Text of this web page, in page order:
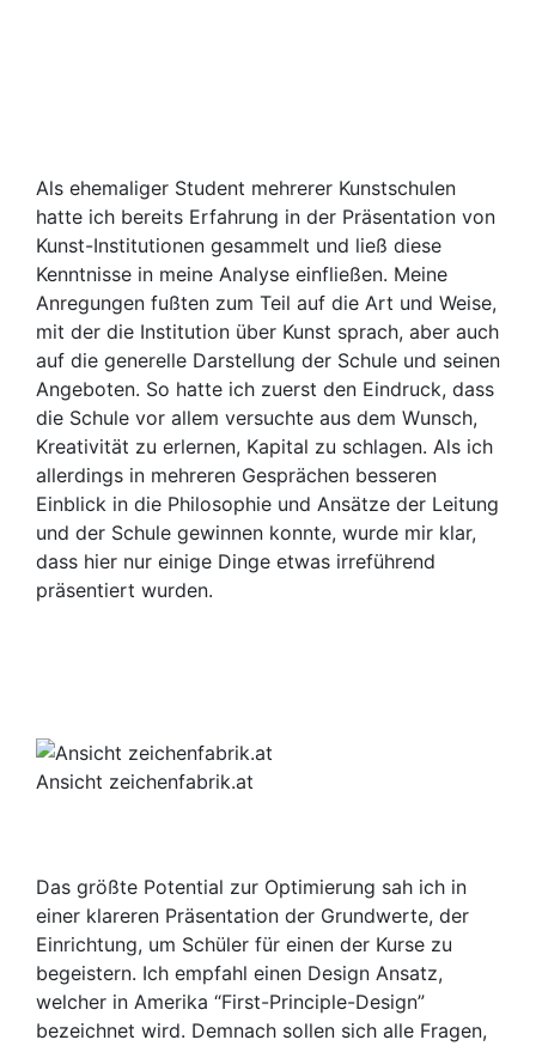
Als ehemaliger Student mehrerer Kunstschulen
hatte ich bereits Erfahrung in der Präsentation von
Kunst-Institutionen gesammelt und ließ diese
Kenntnisse in meine Analyse einfließen. Meine
Anregungen fußten zum Teil auf die Art und Weise,
mit der die Institution über Kunst sprach, aber auch
auf die generelle Darstellung der Schule und seinen
Angeboten. So hatte ich zuerst den Eindruck, dass
die Schule vor allem versuchte aus dem Wunsch,
Kreativität zu erlernen, Kapital zu schlagen. Als ich
allerdings in mehreren Gesprächen besseren
Einblick in die Philosophie und Ansätze der Leitung
und der Schule gewinnen konnte, wurde mir klar,
dass hier nur einige Dinge etwas irreführend
präsentiert wurden.
Ansicht zeichenfabrik.at
Das größte Potential zur Optimierung sah ich in
einer klareren Präsentation der Grundwerte, der
Einrichtung, um Schüler für einen der Kurse zu
begeistern. Ich empfahl einen Design Ansatz,
welcher in Amerika “First-Principle-Design”
bezeichnet wird. Demnach sollen sich alle Fragen,